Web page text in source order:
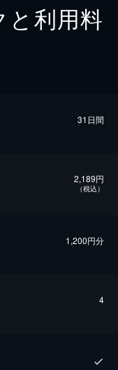
利用料
31日間
2,189円
（税込）
1,200円分
4